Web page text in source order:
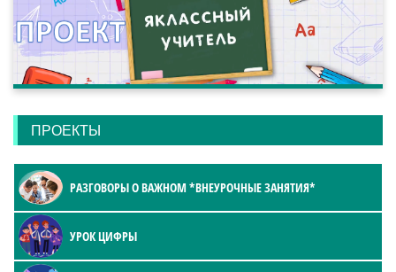
ПРОЕКТЫ
РАЗГОВОРЫ О ВАЖНОМ *ВНЕУРОЧНЫЕ ЗАНЯТИЯ*
УРОК ЦИФРЫ